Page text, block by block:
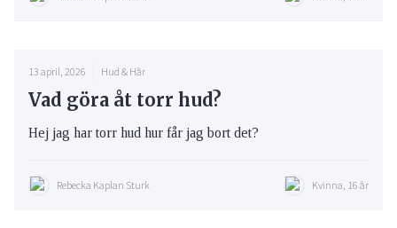
13 april, 2026 Hud & Hår
Vad göra åt torr hud?
Hej jag har torr hud hur får jag bort det?
Rebecka Kaplan Sturk Kvinna, 16 år